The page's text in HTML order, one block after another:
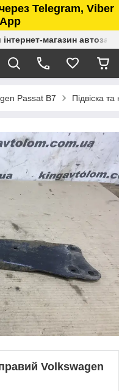
Telegram, Viber
магазин
Passat B7 Підвіска
Volkswagen